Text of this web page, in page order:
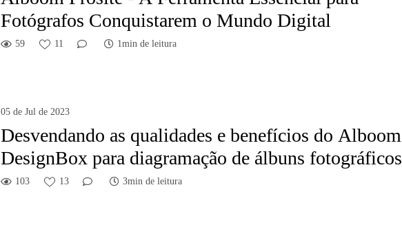
Fotógrafos Conquistarem o Mundo Digital
59 11 1min de leitura
05 de Jul de 2023
Desvendando as qualidades e benefícios do Alboom
DesignBox para diagramação de álbuns fotográficos
103 13 3min de leitura